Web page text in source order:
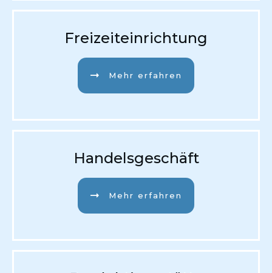
Freizeiteinrichtung
Mehr erfahren
Handelsgeschäft
Mehr erfahren